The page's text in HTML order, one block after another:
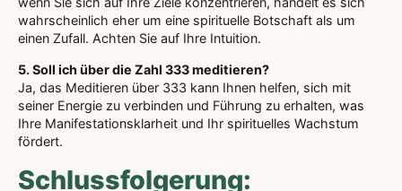
wahrscheinlich eher um eine spirituelle Botschaft als um
einen Zufall. Achten Sie auf Ihre Intuition.
5. Soll ich über die Zahl 333 meditieren?
Ja, das Meditieren über 333 kann Ihnen helfen, sich mit
seiner Energie zu verbinden und Führung zu erhalten, was
Ihre Manifestationsklarheit und Ihr spirituelles Wachstum
fördert.
Schlussfolgerung: